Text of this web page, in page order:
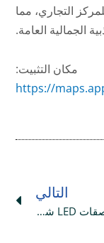
التجاري، مما
الجمالية العامة.
مكان التثبيت:
https://
التالي
4 وحدات ملصقات LED شفافة P2.8-5.6 يتم شحنها إلى الفلبين